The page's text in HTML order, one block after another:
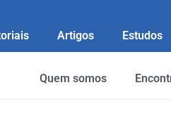
Artigos Estudos
Quem somos